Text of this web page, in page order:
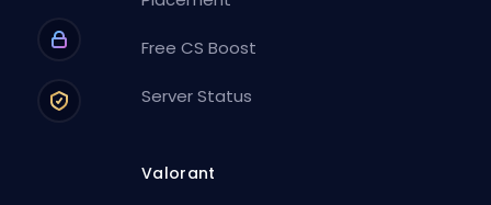
Free CS Boost
Server Status
Valorant